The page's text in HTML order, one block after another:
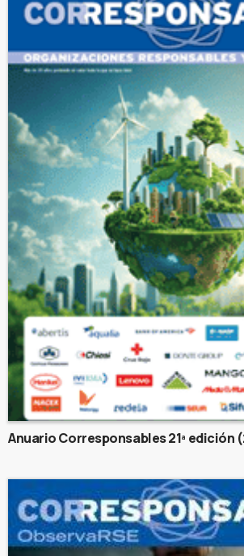
Anuario Corresponsables 21ª edición